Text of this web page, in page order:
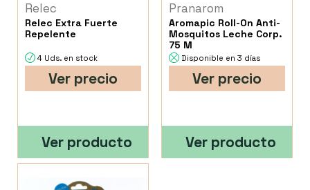
Relec
Relec Extra Fuerte
Repelente
4 Uds. en stock
Ver precio
Ver producto
Pranarom
Aromapic Roll-On Anti-
Mosquitos Leche Corp.
75 M
Disponible en 3 días
Ver precio
Ver producto